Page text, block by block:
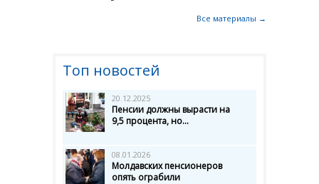
Все материалы →
Топ новостей
20.12.2025
Пенсии должны вырасти на
9,5 процента, но...
08.01.2026
Молдавских пенсионеров
опять ограбили